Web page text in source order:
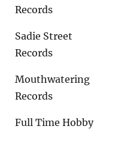
Records
Sadie Street
Records
Mouthwatering
Records
Full Time Hobby